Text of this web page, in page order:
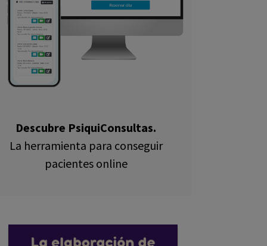
Descubre PsiquiConsultas.
La herramienta para conseguir
pacientes online